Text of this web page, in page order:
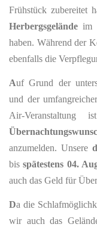
Frühstück zubereitet
Herbergsgelände im
haben. Während der
ebenfalls die
Auf Grund der
und der
Air-
anzumelden. Unsere
bisspätestens 04.
auch das Geld für
Da die
wir auch das